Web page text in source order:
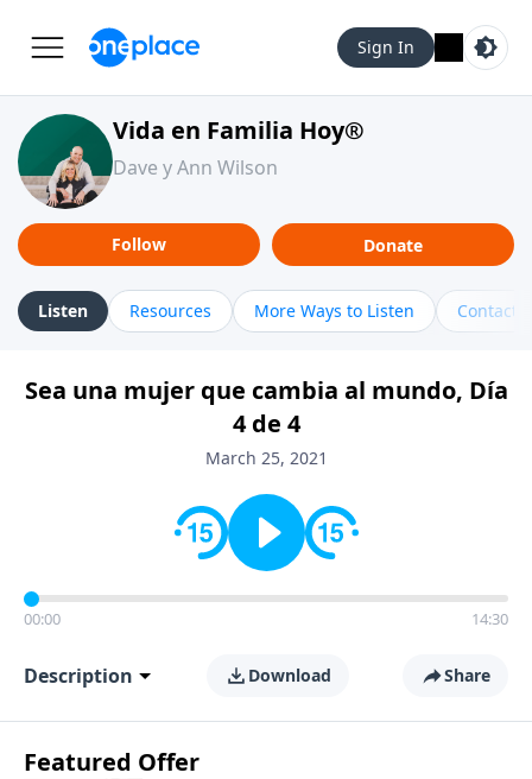
Sign In
Vida en Familia Hoy®
Dave y Ann Wilson
Follow Donate
Listen Resources More Ways to Listen Contact
Sea una mujer que cambia al mundo, Día
4 de 4
March 25, 2021
00:00 14:30
Description Download Share
Featured Offer